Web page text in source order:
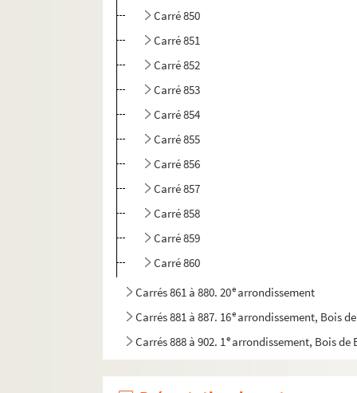
Carré 850
Carré 851
Carré 852
Carré 853
Carré 854
Carré 855
Carré 856
Carré 857
Carré 858
Carré 859
Carré 860
Carrés 861 à 880. 20earrondissement
Carrés 881 à 887. 16earrondissement, Bois
Carrés 888 à 902. 1earrondissement, Bois de